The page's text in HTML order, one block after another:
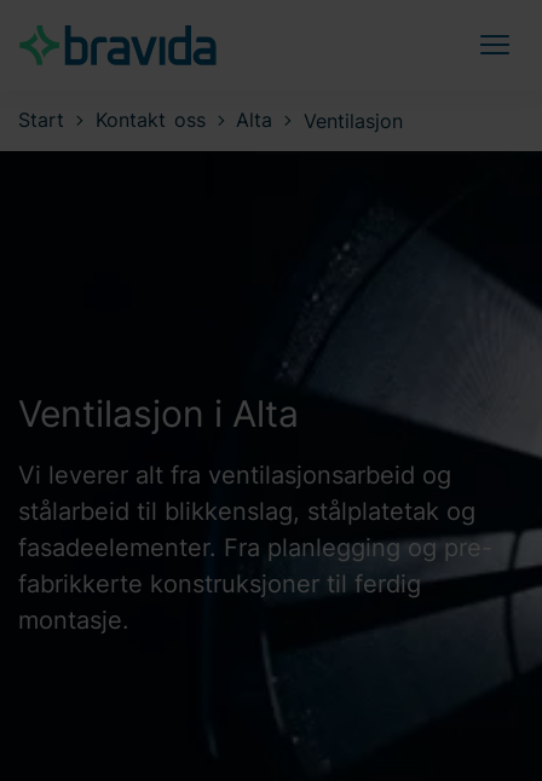
Start Kontakt oss Alta Ventilasjon
Ventilasjon i Alta
Vi leverer alt fra ventilasjonsarbeid og
stålarbeid til blikkenslag, stålplatetak og
fasadeelementer. Fra planlegging og pre-
fabrikkerte konstruksjoner til ferdig
montasje.